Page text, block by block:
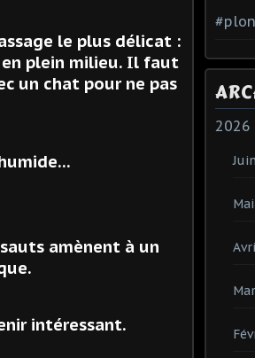
le plus délicat :
en plein milieu. Il faut
un chat pour ne pas
amènent à un
intéressant.
2026
Mai